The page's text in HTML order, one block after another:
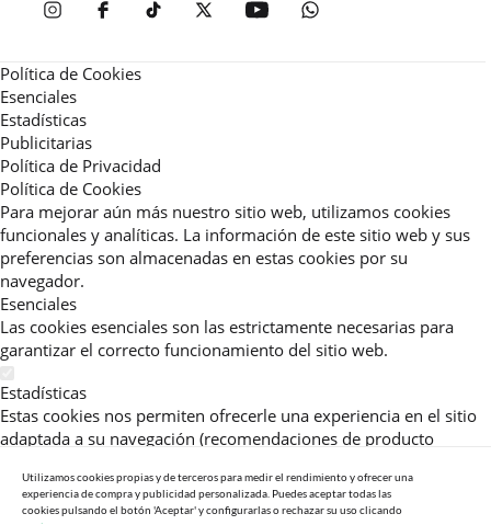
Política de Cookies
Esenciales
Estadísticas
Publicitarias
Política de Privacidad
Política de Cookies
Para mejorar aún más nuestro sitio web, utilizamos cookies
funcionales y analíticas. La información de este sitio web y sus
preferencias son almacenadas en estas cookies por su
navegador.
Esenciales
Las cookies esenciales son las estrictamente necesarias para
garantizar el correcto funcionamiento del sitio web.
Estadísticas
Estas cookies nos permiten ofrecerle una experiencia en el sitio
adaptada a su navegación (recomendaciones de producto
consultadas, etc).Al activar esta cookie, nos ayuda a mejorar aún
más su experiencia.
Utilizamos cookies propias y de terceros para medir el rendimiento y ofrecer una
experiencia de compra y publicidad personalizada. Puedes aceptar todas las
cookies pulsando el botón 'Aceptar' y configurarlas o rechazar su uso clicando